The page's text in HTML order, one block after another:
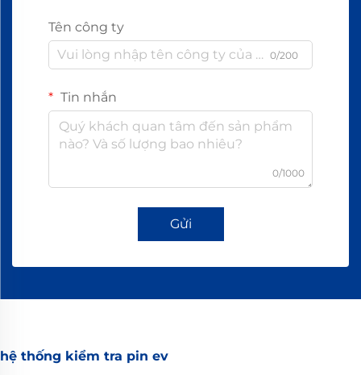
Tên công ty
0/200
Tin nhắn
0/1000
Gửi
hệ thống kiểm tra pin ev